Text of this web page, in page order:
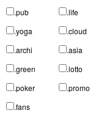
.pub
.life
.yoga
.cloud
.archi
.asia
.green
.lotto
.poker
.promo
.fans